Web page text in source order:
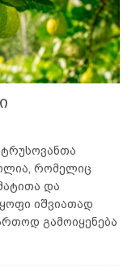
რომელიც
და
იშვიათად
გამოიყენება